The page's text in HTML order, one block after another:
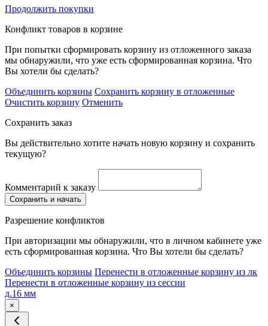
Продолжить покупки
Конфликт товаров в корзине
При попытки сформировать корзину из отложенного заказа
мы обнаружили, что уже есть сформированная корзина. Что
Вы хотели бы сделать?
Объединить корзины Сохранить корзину в отложенные
Очистить корзину Отменить
Сохранить заказ
Вы действительно хотите начать новую корзину и сохранить
текущую?
Комментарий к заказу
Сохранить и начать
Разрешение конфликтов
При авторизации мы обнаружили, что в личном кабинете уже
есть сформированная корзина. Что Вы хотели бы сделать?
Объединить корзины Перенести в отложенные корзину из лк
Перенести в отложенные корзину из сессии
д.16 мм
×